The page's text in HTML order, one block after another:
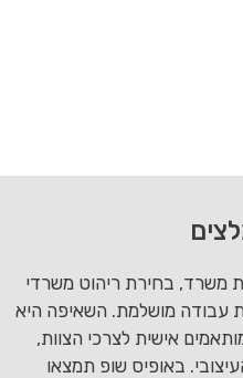
משרד, בחירת ריהוט משרדי
עבודה מושלמת. השאיפה היא
אישית לצרכי הצוות,
באופיס שופ תמצאו